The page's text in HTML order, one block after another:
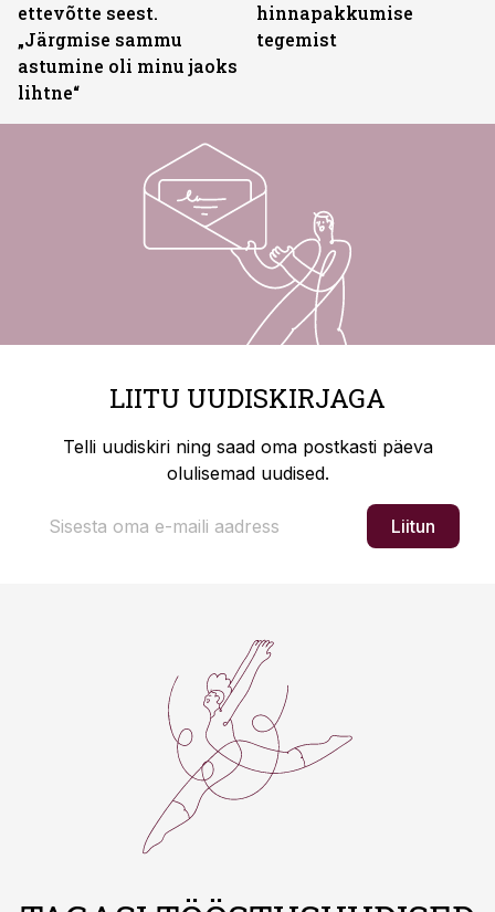
ettevõtte seest.
„Järgmise sammu
astumine oli minu jaoks
lihtne“
hinnapakkumise
tegemist
LIITU UUDISKIRJAGA
Telli uudiskiri ning saad oma postkasti päeva
olulisemad uudised.
Liitun